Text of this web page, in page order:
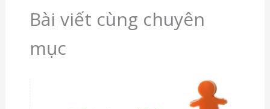
Bài viết cùng chuyên
mục